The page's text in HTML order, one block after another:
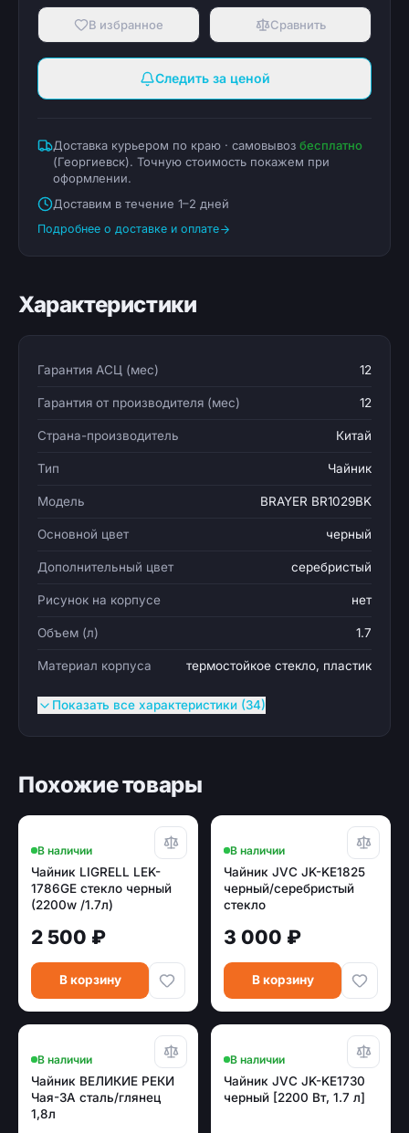
В избранное Сравнить
Следить за ценой
Доставка курьером по краю · самовывоз бесплатно
(Георгиевск). Точную стоимость покажем при
оформлении.
Доставим в течение 1–2 дней
Подробнее о доставке и оплате
Характеристики
Гарантия АСЦ (мес) 12
Гарантия от производителя (мес) 12
Страна-производитель Китай
Тип Чайник
Модель BRAYER BR1029BK
Основной цвет черный
Дополнительный цвет серебристый
Рисунок на корпусе нет
Объем (л) 1.7
Материал корпуса термостойкое стекло, пластик
Показать все характеристики (34)
Похожие товары
В наличии
Чайник LIGRELL LEK-
1786GE стекло черный
(2200w /1.7л)
2 500 ₽
В корзину
В наличии
Чайник JVC JK-KE1825
черный/серебристый
стекло
3 000 ₽
В корзину
В наличии
Чайник ВЕЛИКИЕ РЕКИ
Чая-3А сталь/глянец
1,8л
В наличии
Чайник JVC JK-KE1730
черный [2200 Вт, 1.7 л]